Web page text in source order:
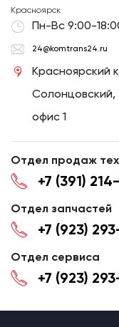
Красноярск
Пн-Вс 9:00-
24@komtrans24.ru
Красноярский
Солонцовский,
офис 1
Отдел продаж
+7 (391)
Отдел запчастей
+7 (923)
Отдел сервиса
+7 (923)